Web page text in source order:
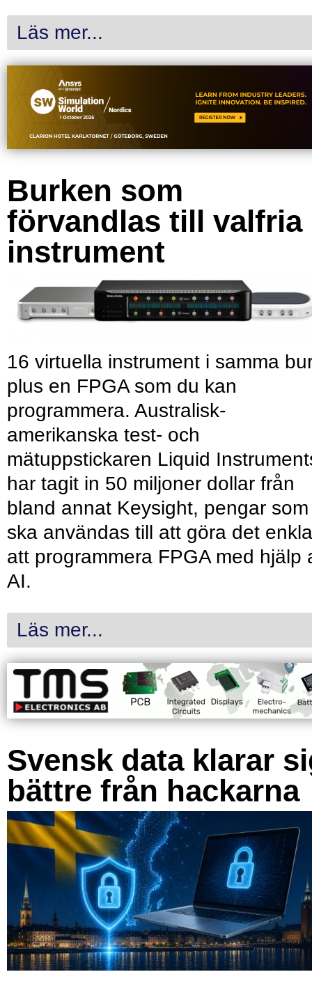
Läs mer...
Burken som
förvandlas till valfria
instrument
16 virtuella instrument i samma
plus en FPGA som du kan
programmera. Australisk-
amerikanska test- och
mätuppstickaren Liquid
har tagit in 50 miljoner dollar från
bland annat Keysight, pengar som
ska användas till att göra det
att programmera FPGA med hjälp
AI.
Läs mer...
Svensk data klarar
bättre från hackarna